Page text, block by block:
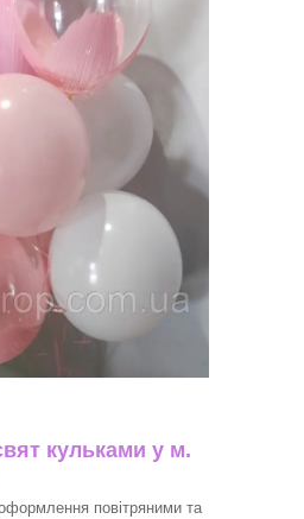
кульками у м.
повітряними та